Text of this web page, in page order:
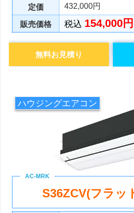
定価 432,000円
販売価格 税込 154,000円
無料お見積り
ハウジングエアコン
S36ZCV(フラッ